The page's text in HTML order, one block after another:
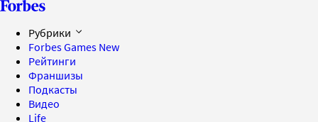
Рубрики
Forbes Games New
Рейтинги
Франшизы
Подкасты
Видео
Life